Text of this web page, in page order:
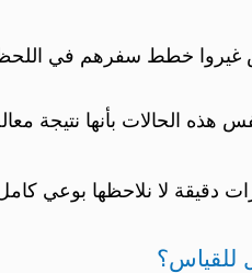
خطط سفرهم في اللحظة
هذه الحالات بأنها نتيجة
دقيقة لا نلاحظها بوعي
للقياس؟